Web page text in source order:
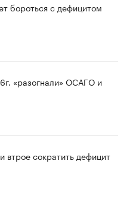
бороться с дефицитом
«разогнали» ОСАГО и
втрое сократить дефицит